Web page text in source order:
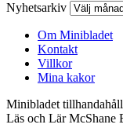
Nyhetsarkiv
Om Minibladet
Kontakt
Villkor
Mina kakor
Minibladet
Läs och Lär McShane